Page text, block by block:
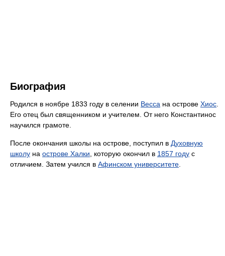
Биография
Родился в ноябре 1833 году в селении Весса на острове Хиос
Его отец был священником и учителем. От него Константинос
научился грамоте.
После окончания школы на острове, поступил в Духовную
школу на острове Халки , которую окончил в 1857 году с
отличием. Затем учился в Афинском университете